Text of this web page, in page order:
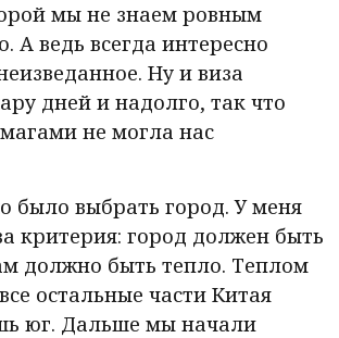
мы не знаем ровным
А ведь всегда интересно
Ну и виза
дней и надолго, так что
не могла нас
было выбрать город. У меня
критерия: город должен быть
должно быть тепло. Теплом
остальные части Китая
юг. Дальше мы начали